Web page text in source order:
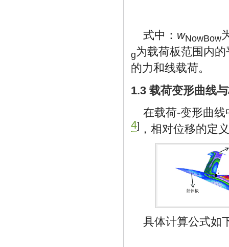
式中： wNowBow
g为载荷板范围内
的力和线载荷。
1.3 载荷变形曲线
在载荷-变形曲
4] ，相对位移的定
具体计算公式如